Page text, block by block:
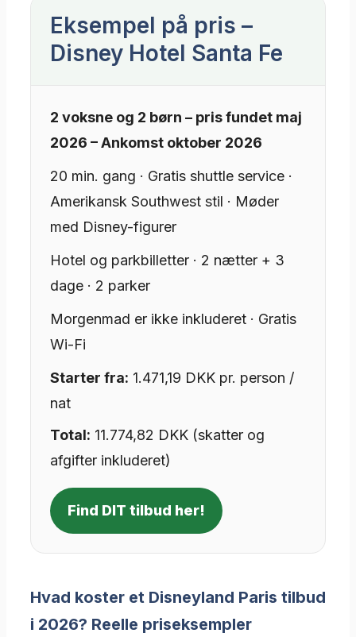
Eksempel på pris –
Disney Hotel Santa Fe
2 voksne og 2 børn – pris fundet maj
2026 – Ankomst oktober 2026
20 min. gang · Gratis shuttle service ·
Amerikansk Southwest stil · Møder
med Disney-figurer
Hotel og parkbilletter · 2 nætter + 3
dage · 2 parker
Morgenmad er ikke inkluderet · Gratis
Wi-Fi
Starter fra: 1.471,19 DKK pr. person /
nat
Total: 11.774,82 DKK (skatter og
afgifter inkluderet)
Find DIT tilbud her!
Hvad koster et Disneyland Paris tilbud
i 2026? Reelle priseksempler